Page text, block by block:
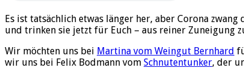
Es ist tatsächlich etwas länger her, aber Corona
und trinken sie jetzt für Euch – aus reiner Zuneigung
Wir möchten uns bei Martina vom Weingut Bernhard
wir uns bei Felix Bodmann vom Schnutentunker, der